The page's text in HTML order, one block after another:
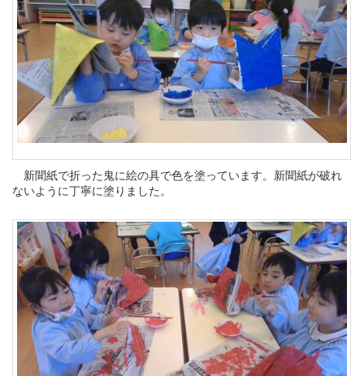
新聞紙で折った鬼に絵の具で色を塗っています。新聞紙が破れ
ないように丁寧に塗りました。